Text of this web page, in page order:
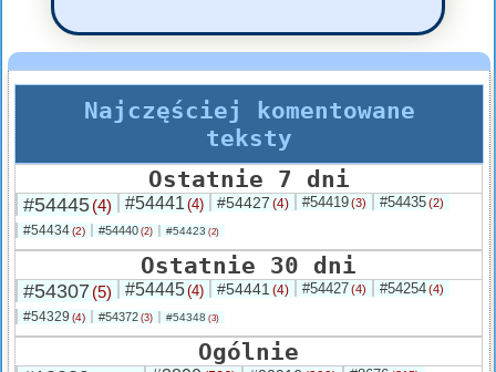
Najczęściej komentowane
teksty
Ostatnie 7 dni
#54445(4) #54441 (4) #54427 (4) #54419(3) #54435(2)
#54434(2) #54440 (2) #54423 (2)
Ostatnie 30 dni
#54307 (5) #54445(4) #54441 (4) #54427(4) #54254(4)
#54329 (4) #54372 (3) #54348 (3)
Ogólnie